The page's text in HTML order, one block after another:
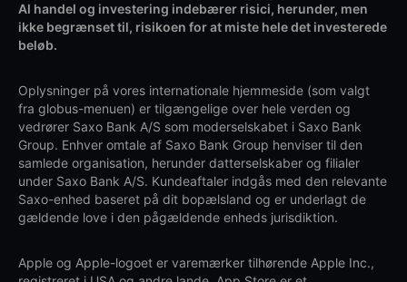
Al handel og investering indebærer risici, herunder, men
ikke begrænset til, risikoen for at miste hele det investerede
beløb.
Oplysninger på vores internationale hjemmeside (som valgt
fra globus-menuen) er tilgængelige over hele verden og
vedrører Saxo Bank A/S som moderselskabet i Saxo Bank
Group. Enhver omtale af Saxo Bank Group henviser til den
samlede organisation, herunder datterselskaber og filialer
under Saxo Bank A/S. Kundeaftaler indgås med den relevante
Saxo-enhed baseret på dit bopælsland og er underlagt de
gældende love i den pågældende enheds jurisdiktion.
Apple og Apple-logoet er varemærker tilhørende Apple Inc.,